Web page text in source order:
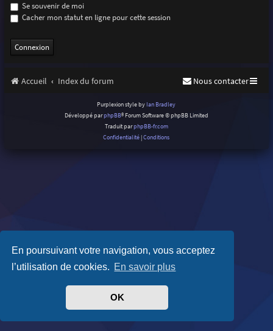
En poursuivant votre navigation, vous acceptez
l’utilisation de cookies. En savoir plus
OK
Se souvenir de moi
Cacher mon statut en ligne pour cette session
Accueil Index du forum Nous contacter
Purplexion style by Ian Bradley
Développé parphpBB® Forum Software © phpBB Limited
Traduit parphpBB-fr.com
Confidentialité |Conditions